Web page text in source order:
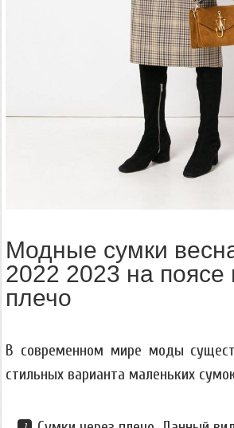
Модные сумки
2022 2023 на поясе
плечо
В современном мире моды
стильных варианта маленьких